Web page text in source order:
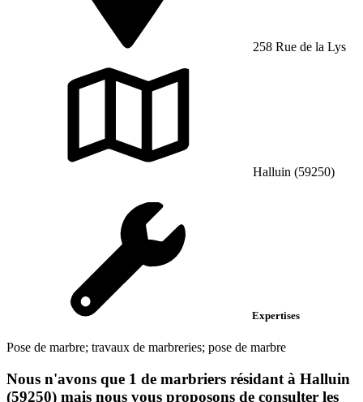
258 Rue de la Lys
Halluin (59250)
Expertises
Pose de marbre; travaux de marbreries; pose de marbre
Nous n'avons que 1 de marbriers résidant à Halluin
(59250) mais nous vous proposons de consulter les